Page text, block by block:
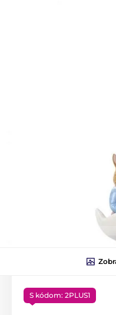
S kódom: 2PLUS1